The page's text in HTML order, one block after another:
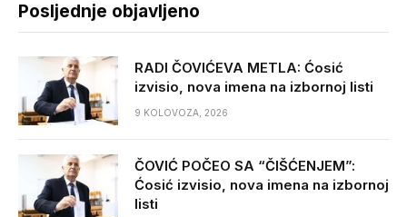
Posljednje objavljeno
RADI ČOVIĆEVA METLA: Ćosić
izvisio, nova imena na izbornoj listi
9 KOLOVOZA, 2026
ČOVIĆ POČEO SA “ČIŠĆENJEM”:
Ćosić izvisio, nova imena na izbornoj
listi